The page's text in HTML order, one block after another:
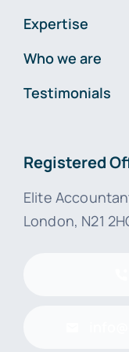
Expertise
Who we are
Testimonials
Registered
Elite
London, N21